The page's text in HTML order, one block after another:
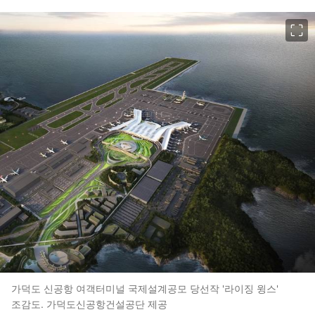
가덕도 신공항 여객터미널 국제설계공모 당선작 '라이징 윙스'
조감도. 가덕도신공항건설공단 제공